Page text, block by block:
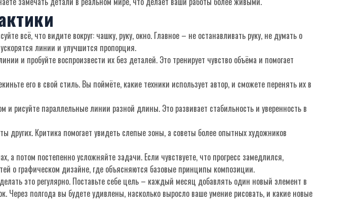
всё, что видите вокруг: чашку, руку, окно. Главное – не останавливать руку, не думать о
линии и улучшится пропорция.
и пробуйте воспроизвести их без деталей. Это тренирует чувство объёма и помогает
его в свой стиль. Вы поймёте, какие техники использует автор, и сможете перенять их в
рисуйте параллельные линии разной длины. Это развивает стабильность и уверенность в
других. Критика помогает увидеть слепые зоны, а советы более опытных художников
а потом постепенно усложняйте задачи. Если чувствуете, что прогресс замедлился,
о графическом дизайне, где объясняются базовые принципы композиции.
это регулярно. Поставьте себе цель – каждый месяц добавлять один новый элемент в
Через полгода вы будете удивлены, насколько выросло ваше умение рисовать, и какие новые